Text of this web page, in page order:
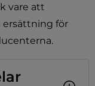
vare att
ersättning för